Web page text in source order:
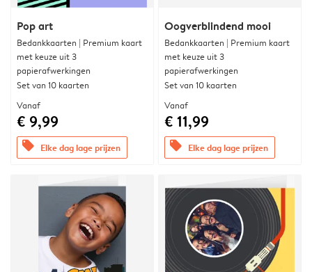
Pop art
Bedankkaarten | Premium kaart
met keuze uit 3
papierafwerkingen
Set van 10 kaarten
Vanaf
€ 9,99
offers Elke dag lage prijzen
Oogverblindend mooi
Bedankkaarten | Premium kaart
met keuze uit 3
papierafwerkingen
Set van 10 kaarten
Vanaf
€ 11,99
offers Elke dag lage prijzen